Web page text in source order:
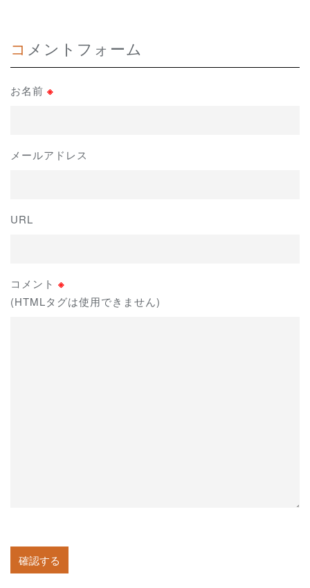
コメントフォーム
お名前 ※
メールアドレス
URL
コメント ※
(HTMLタグは使用できません)